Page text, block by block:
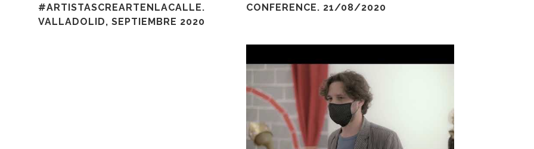
#ARTISTASCREARTENLACALLE.
VALLADOLID, SEPTIEMBRE 2020
CONFERENCE. 21/08/2020